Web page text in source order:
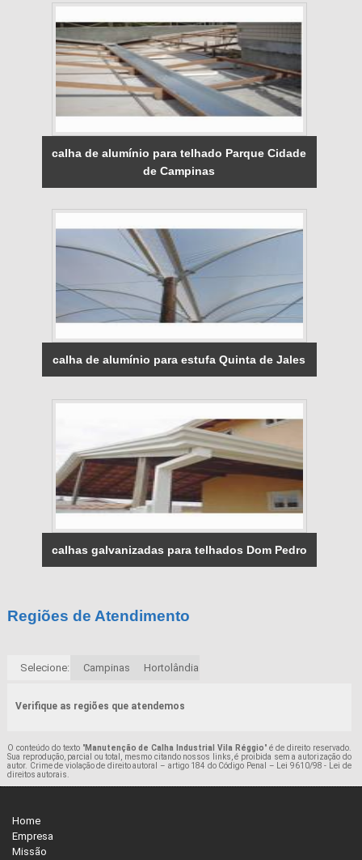
calha de alumínio para telhado Parque Cidade
de Campinas
calha de alumínio para estufa Quinta de Jales
calhas galvanizadas para telhados Dom Pedro
Regiões de Atendimento
Selecione: Campinas Hortolândia
Verifique as regiões que atendemos
O conteúdo do texto "Manutenção de Calha Industrial Vila Réggio" é de direito reservado.
Sua reprodução, parcial ou total, mesmo citando nossos links, é proibida sem a autorização do
autor. Crime de violação de direito autoral – artigo 184 do Código Penal – Lei 9610/98 - Lei de
direitos autorais.
Home
Empresa
Missão